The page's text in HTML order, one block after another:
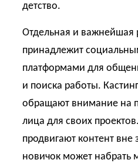
детство.
Отдельная и важнейшая
принадлежит
платформами для
и поиска работы.
обращают внимание на
лица для своих
продвигают контент вне
новичок может набрать